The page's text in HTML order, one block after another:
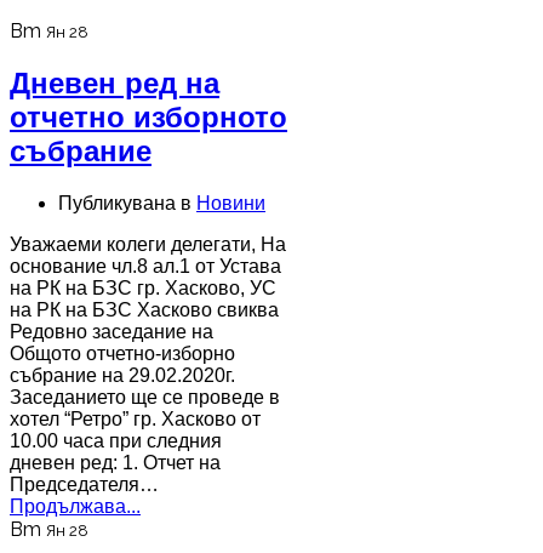
Вт Ян 28
Дневен ред на
отчетно изборното
събрание
Публикувана в Новини
Уважаеми колеги делегати, На
основание чл.8 ал.1 от Устава
на РК на БЗС гр. Хасково, УС
на РК на БЗС Хасково свиква
Редовно заседание на
Общото отчетно-изборно
събрание на 29.02.2020г.
Заседанието ще се проведе в
хотел “Ретро” гр. Хасково от
10.00 часа при следния
дневен ред: 1. Отчет на
Председателя…
Продължава...
Вт Ян 28